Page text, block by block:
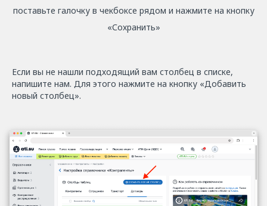
поставьте галочку в чекбоксе рядом и нажмите на кнопку
«Сохранить»
Если вы не нашли подходящий вам столбец в списке,
напишите нам. Для этого нажмите на кнопку «Добавить
новый столбец».